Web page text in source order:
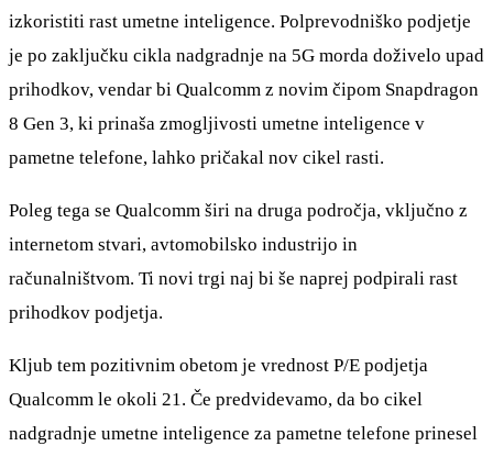
izkoristiti rast umetne inteligence. Polprevodniško podjetje
je po zaključku cikla nadgradnje na 5G morda doživelo upad
prihodkov, vendar bi Qualcomm z novim čipom Snapdragon
8 Gen 3, ki prinaša zmogljivosti umetne inteligence v
pametne telefone, lahko pričakal nov cikel rasti.
Poleg tega se Qualcomm širi na druga področja, vključno z
internetom stvari, avtomobilsko industrijo in
računalništvom. Ti novi trgi naj bi še naprej podpirali rast
prihodkov podjetja.
Kljub tem pozitivnim obetom je vrednost P/E podjetja
Qualcomm le okoli 21. Če predvidevamo, da bo cikel
nadgradnje umetne inteligence za pametne telefone prinesel